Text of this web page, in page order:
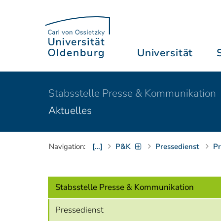
Universität
Stabsstelle Presse & Kommunikation
Aktuelles
Navigation: […] P&K Pressedienst
Stabsstelle Presse & Kommunikation
Pressedienst